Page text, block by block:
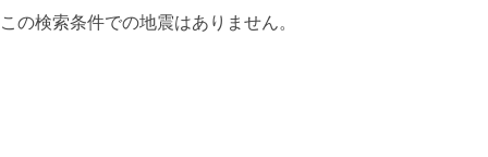
この検索条件での地震はありません。